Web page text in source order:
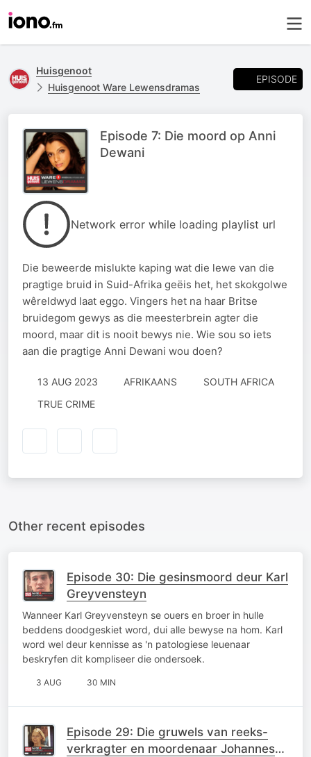
Huisgenoot
Huisgenoot Ware Lewensdramas
EPISODE
Episode 7: Die moord op Anni
Dewani
Network error while loading playlist url
Die beweerde mislukte kaping wat die lewe van die
pragtige bruid in Suid-Afrika geëis het, het skokgolwe
wêreldwyd laat eggo. Vingers het na haar Britse
bruidegom gewys as die meesterbrein agter die
moord, maar dit is nooit bewys nie. Wie sou so iets
aan die pragtige Anni Dewani wou doen?
13 AUG 2023 AFRIKAANS
SOUTH AFRICA
TRUE CRIME
Other recent episodes
Episode 30: Die gesinsmoord deur Karl
Greyvensteyn
Wanneer Karl Greyvensteyn se ouers en broer in hulle
beddens doodgeskiet word, dui alle bewyse na hom. Karl
word wel deur kennisse as 'n patologiese leuenaar
beskryfen dit kompliseer die ondersoek.
3 AUG 30 MIN
Episode 29: Die gruwels van reeks-
verkragter en moordenaar Johannes